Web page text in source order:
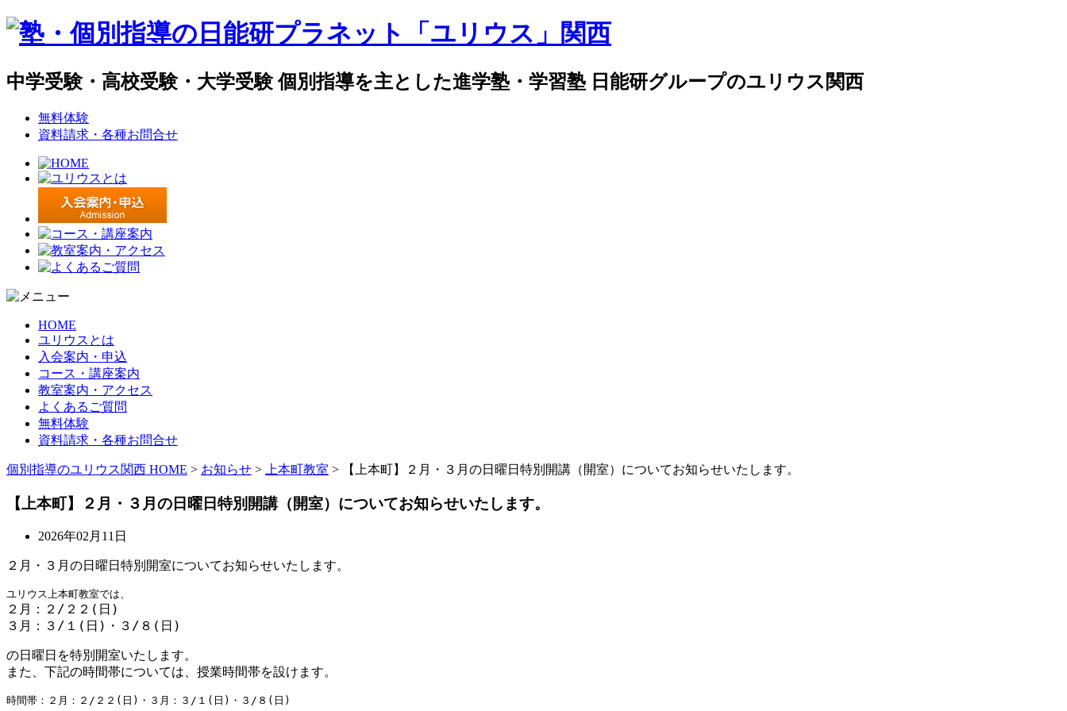
中学受験・高校受験・大学受験 個別指導を主とした進学塾・学習塾 日能研グループのユリウス関西
無料体験
資料請求・各種お問合せ
HOME
ユリウスとは
入会案内・申込
コース・講座案内
教室案内・アクセス
よくあるご質問
無料体験
資料請求・各種お問合せ
個別指導のユリウス関西 HOME > お知らせ > 上本町教室 > 【上本町】２月・３月の日曜日特別開講（開室）についてお知らせいたします。
【上本町】２月・３月の日曜日特別開講（開室）についてお知らせいたします。
2026年02月11日
２月・３月の日曜日特別開室についてお知らせいたします。
２月：２/２２(日)
３月：３/１(日)・３/８(日)
の日曜日を特別開室いたします。
また、下記の時間帯については、授業時間帯を設けます。
時間帯：２月：２/２２(日)・３月：３/１(日)・３/８(日)